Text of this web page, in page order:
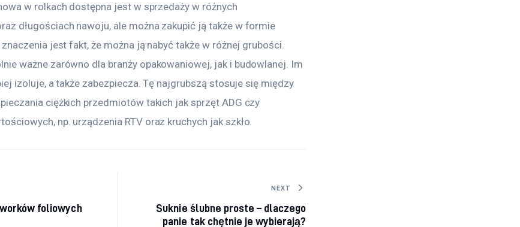
w rolkach dostępna jest w sprzedaży w różnych
długościach nawoju, ale można zakupić ją także w formie
znaczenia jest fakt, że można ją nabyć także w różnej grubości.
ważne zarówno dla branży opakowaniowej, jak i budowlanej. Im
izoluje, a także zabezpiecza. Tę najgrubszą stosuje się między
ciężkich przedmiotów takich jak sprzęt ADG czy
np. urządzenia RTV oraz kruchych jak szkło.
wpisu
foliowych
NEXT
Suknie ślubne proste – dlaczego
panie tak chętnie je wybierają?